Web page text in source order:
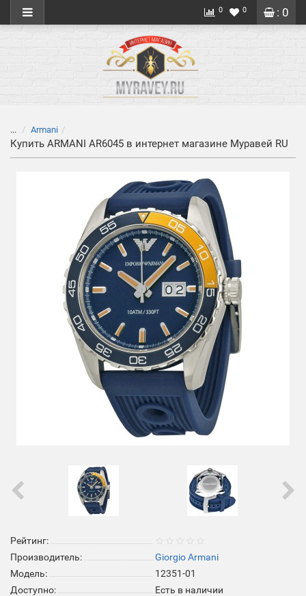
: 0
0 0
... Armani
Купить ARMANI AR6045 в интернет магазине Муравей RU
Рейтинг:
Производитель:
Giorgio Armani
Модель:
12351-01
Доступно:
Есть в наличии